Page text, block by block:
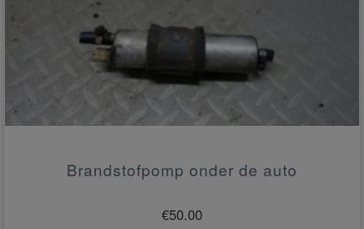
Brandstofpomp onder de auto
€50.00